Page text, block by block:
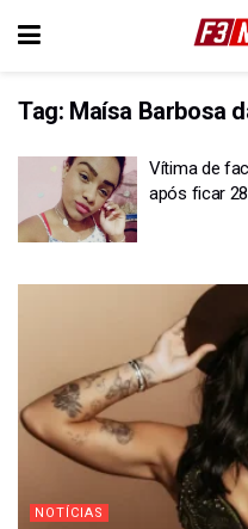
Tag: Maísa Barbosa
Vítima de
após ficar
NOTÍCIAS